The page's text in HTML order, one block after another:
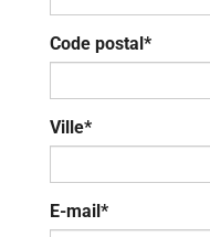
Code postal*
Ville*
E-mail*